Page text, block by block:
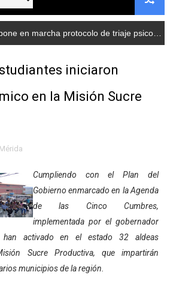
impulsa inclusión y atención a
“Ríe 2026” recorre las
Libertador realizó una jornada
taller gratuito de electrónica
el Lacto grado para promover el
de seguridad ciudadana
económico con taller de
e impulsa la economía
de Mérida sembraron 110
Social fortalecen la atención
marcha protocolo de triaje psicosocial para atender a rescatistas
iniciaron
en la Misión Sucre
Mérida
Cumpliendo con el Plan del
Gobierno enmarcado en la Agenda
de las Cinco Cumbres,
implementada por el gobernador
han activado en el estado 32 aldeas
Sucre Productiva, que impartirán
municipios de la región.